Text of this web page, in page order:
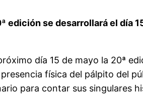
se desarrollará el día
día 15 de mayo la 20ª
física del pálpito del
para contar sus singulares